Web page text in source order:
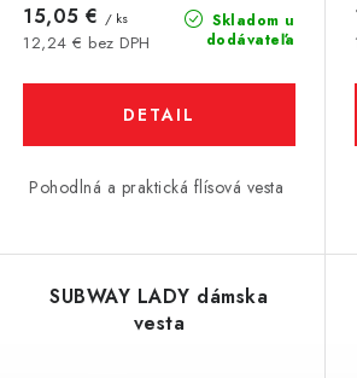
Skladom u
dodávateľa
12,24 € bez DPH
15,05 € / ks
DETAIL
Pohodlná a praktická flísová vesta
SUBWAY LADY dámska
vesta